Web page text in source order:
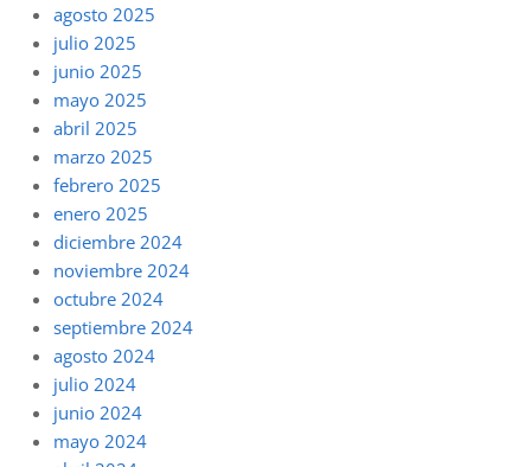
agosto 2025
julio 2025
junio 2025
mayo 2025
abril 2025
marzo 2025
febrero 2025
enero 2025
diciembre 2024
noviembre 2024
octubre 2024
septiembre 2024
agosto 2024
julio 2024
junio 2024
mayo 2024